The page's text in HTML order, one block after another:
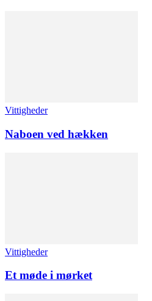
Vittigheder
Naboen ved hækken
Vittigheder
Et møde i mørket